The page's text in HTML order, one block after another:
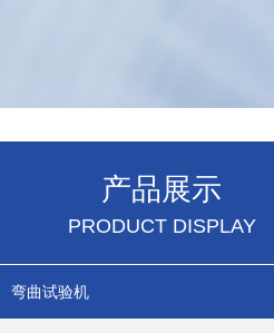
产品展示
PRODUCT DISPLAY
弯曲试验机